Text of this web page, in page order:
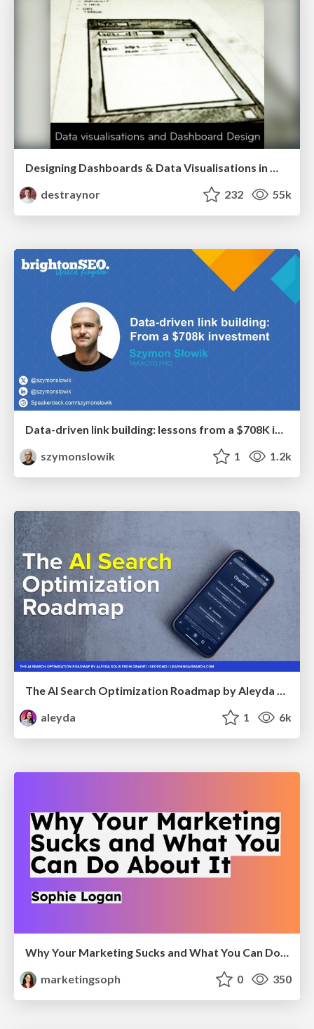
Designing Dashboards & Data Visualisations in Web Apps
destraynor
232 55k
Data-driven link building: lessons from a $708K investment (BrightonSEO talk)
szymonslowik
1 1.2k
The AI Search Optimization Roadmap by Aleyda Solis
aleyda
1 6k
marketingsoph
0 350